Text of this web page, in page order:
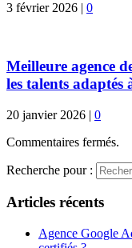
3 février 2026 | 0
Meilleure agence
les talents adaptés
20 janvier 2026 | 0
Commentaires fermés.
Recherche pour :
Articles récents
Agence Google